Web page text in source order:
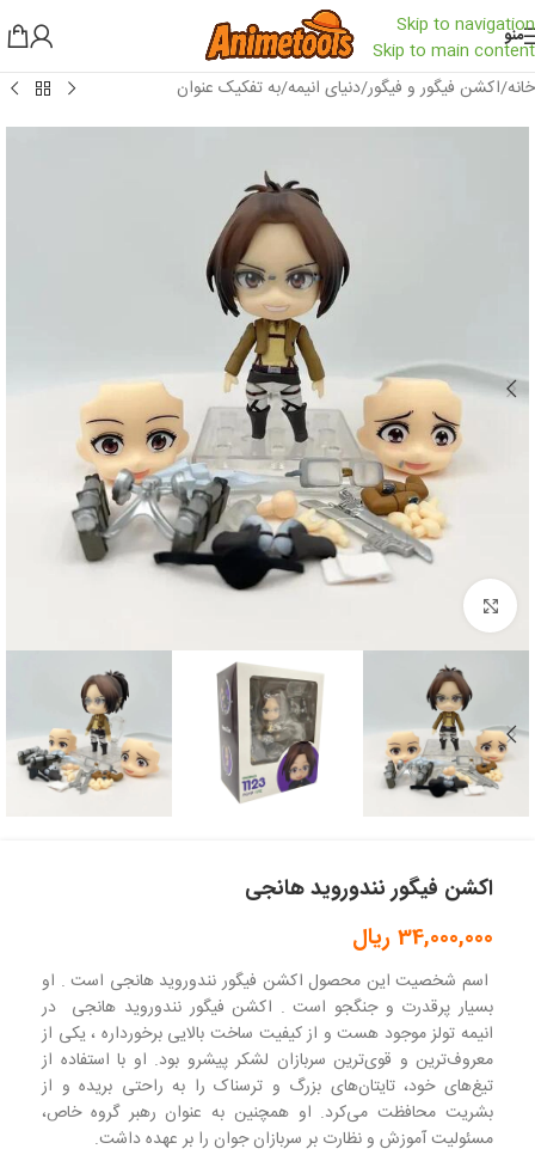
Skip to navigation
Skip to main content
منو
خانه/اکشن فیگور و فیگور/دنیای انیمه/به تفکیک عنوان
بزرگنمایی تصویر
اکشن فیگور نندوروید هانجی
34,000,000 ریال
اسم شخصیت این محصول اکشن فیگور نندوروید هانجی است . او
بسیار پرقدرت و جنگجو است . اکشن فیگور نندوروید هانجی در
انیمه تولز موجود هست و از کیفیت ساخت بالایی برخورداره ، یکی از
معروف‌ترین و قوی‌ترین سربازان لشکر پیشرو بود. او با استفاده از
تیغ‌های خود، تایتان‌های بزرگ و ترسناک را به راحتی بریده و از
بشریت محافظت می‌کرد. او همچنین به عنوان رهبر گروه خاص،
مسئولیت آموزش و نظارت بر سربازان جوان را بر عهده داشت.